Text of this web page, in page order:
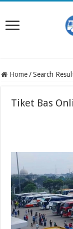
Home / Search
Tiket Bas